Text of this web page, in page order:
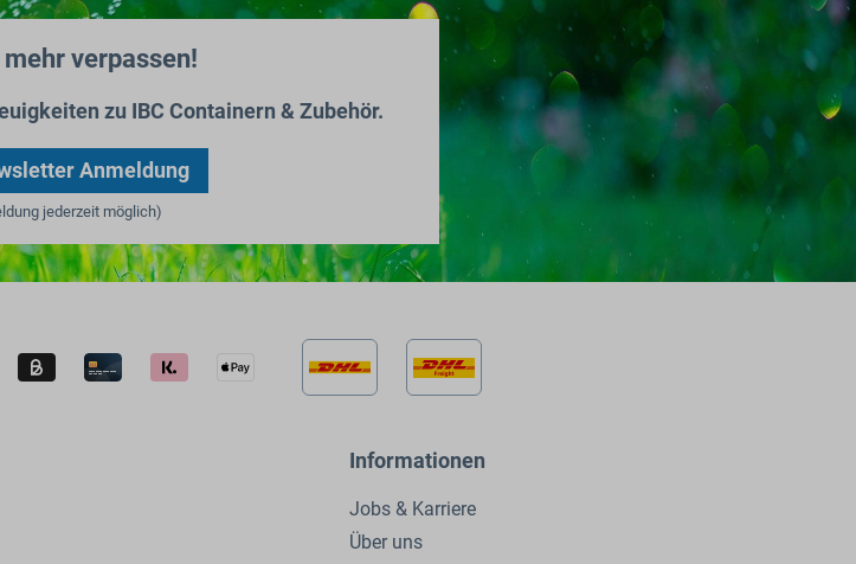
verpassen!
zu IBC Containern & Zubehör.
Anmeldung
jederzeit möglich)
Informationen
Jobs & Karriere
Über uns